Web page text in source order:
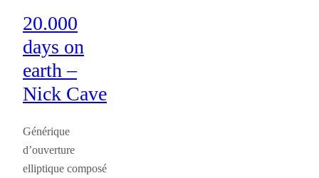
20.000
days on
earth –
Nick Cave
Générique
d’ouverture
elliptique composé